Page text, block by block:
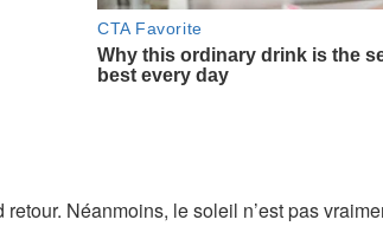
Néanmoins, le soleil n’est pas